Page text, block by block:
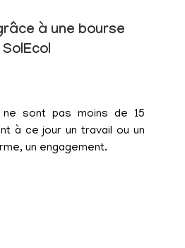
à une bourse
SolEcol
ne sont pas moins de 15
à ce jour un travail ou un
un engagement.